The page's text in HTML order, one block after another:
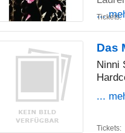
...
Tickets:
Das
Ninni
...
Tickets: